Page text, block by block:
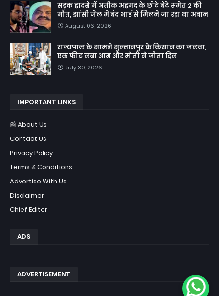
सड़क हादसे में अतीक अहमद के छोटे बेटे समेत 2 की
मौत, झांसी जेल में बंद भाई से मिलने जा रहा था अबान
August 06, 2026
राज्यपाल के सामने सुल्तानपुर के किसान का जलवा,
एक फीट लंबा आम और मोती ने जीता दिल
July 30, 2026
IMPORTANT LINKS
📰 About Us
Contact Us
Privacy Policy
Terms & Conditions
Advertise With Us
Disclaimer
Chief Editor
ADS
ADVERTISEMENT